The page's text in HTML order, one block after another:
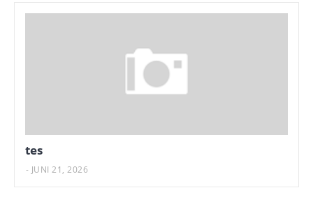
tes
- JUNI 21, 2026